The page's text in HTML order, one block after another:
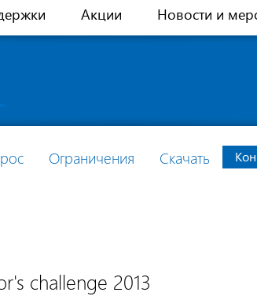
Акции Новости и
Ограничения Скачать
challenge 2013